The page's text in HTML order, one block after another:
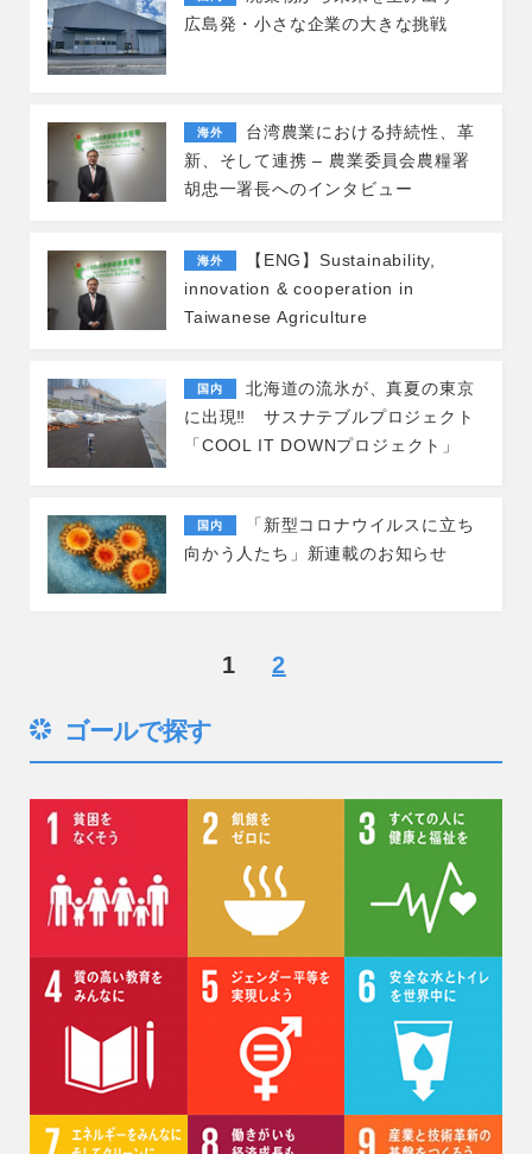
広島発・小さな企業の大きな挑戦
海外
台湾農業における持続性、革
新、そして連携 – 農業委員会農糧署
胡忠一署長へのインタビュー
海外
【ENG】Sustainability,
innovation & cooperation in
Taiwanese Agriculture
国内
北海道の流氷が、真夏の東京
に出現‼ サスナテブルプロジェクト
「COOL IT DOWNプロジェクト」
国内
「新型コロナウイルスに立ち
向かう人たち」新連載のお知らせ
1 2
ゴールで探す